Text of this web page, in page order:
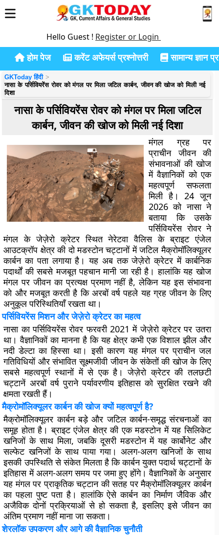
Hello Guest ! Register or Login
होम पेज करेंट अफेयर्स प्रश्नोत्तरी सामान्य ज्ञान
GKToday हिंदी
नासा के पर्सिवियरेंस रोवर को मंगल पर मिला जटिल कार्बन, जीवन की खोज को मिली नई
दिशा
नासा के पर्सिवियरेंस रोवर को मंगल पर मिला जटिल
कार्बन, जीवन की खोज को मिली नई दिशा
मंगल ग्रह पर
प्राचीन जीवन की
संभावनाओं की खोज
में वैज्ञानिकों को एक
महत्वपूर्ण सफलता
मिली है। 24 जून
2026 को नासा ने
बताया कि उसके
पर्सिवियरेंस रोवर ने
मंगल के जेज़ेरो क्रेटर स्थित नेरेटवा वैलिस के ब्राइट एंजेल
आउटक्रॉप क्षेत्र की दो मडस्टोन चट्टानों में जटिल मैक्रोमॉलिक्यूलर
कार्बन का पता लगाया है। यह अब तक जेज़ेरो क्रेटर में कार्बनिक
पदार्थों की सबसे मजबूत पहचान मानी जा रही है। हालांकि यह खोज
मंगल पर जीवन का प्रत्यक्ष प्रमाण नहीं है, लेकिन यह इस संभावना
को और मजबूत करती है कि अरबों वर्ष पहले यह ग्रह जीवन के लिए
अनुकूल परिस्थितियाँ रखता था।
पर्सिवियरेंस मिशन और जेज़ेरो क्रेटर का महत्व
नासा का पर्सिवियरेंस रोवर फरवरी 2021 में जेज़ेरो क्रेटर पर उतरा
था। वैज्ञानिकों का मानना है कि यह क्षेत्र कभी एक विशाल झील और
नदी डेल्टा का हिस्सा था। इसी कारण यह मंगल पर प्राचीन जल
गतिविधियों और संभावित सूक्ष्मजीवी जीवन के संकेतों की खोज के लिए
सबसे महत्वपूर्ण स्थानों में से एक है। जेज़ेरो क्रेटर की तलछटी
चट्टानें अरबों वर्ष पुराने पर्यावरणीय इतिहास को सुरक्षित रखने की
क्षमता रखती हैं।
मैक्रोमॉलिक्यूलर कार्बन की खोज क्यों महत्वपूर्ण है?
मैक्रोमॉलिक्यूलर कार्बन बड़े और जटिल कार्बन-समृद्ध संरचनाओं का
समूह होता है। ब्राइट एंजेल क्षेत्र की एक मडस्टोन में यह सिलिकेट
खनिजों के साथ मिला, जबकि दूसरी मडस्टोन में यह कार्बोनेट और
सल्फेट खनिजों के साथ पाया गया। अलग-अलग खनिजों के साथ
इसकी उपस्थिति से संकेत मिलता है कि कार्बन युक्त पदार्थ चट्टानों के
इतिहास में अलग-अलग समय पर जमा हुए होंगे। वैज्ञानिकों के अनुसार
यह मंगल पर प्राकृतिक चट्टान की सतह पर मैक्रोमॉलिक्यूलर कार्बन
का पहला पुष्ट पता है। हालांकि ऐसे कार्बन का निर्माण जैविक और
अजैविक दोनों प्रक्रियाओं से हो सकता है, इसलिए इसे जीवन का
अंतिम प्रमाण नहीं माना जा सकता।
शेरलॉक उपकरण और आगे की वैज्ञानिक चुनौती